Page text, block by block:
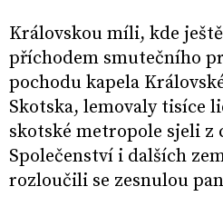
Královskou míli, kde
příchodem smutečního
pochodu kapela
Skotska, lemovaly tisíce
skotské metropole sjeli z
Společenství i dalších
rozloučili se zesnulou